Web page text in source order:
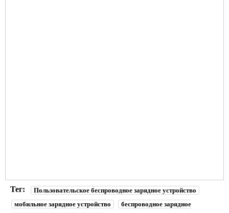
Тег:
Пользовательское беспроводное зарядное устройство
мобильное зарядное устройство
беспроводное зарядное